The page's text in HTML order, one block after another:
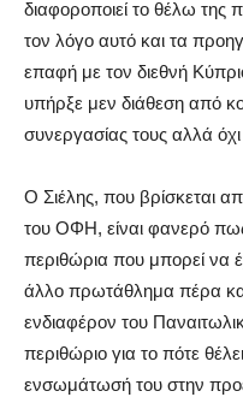
διαφοροποιεί το θέλω της
τον λόγο αυτό και τα
επαφή με τον διεθνή
υπήρξε μεν διάθεση από
συνεργασίας τους αλλά
Ο Σιέλης, που βρίσκεται
του ΟΦΗ, είναι φανερό
περιθώρια που μπορεί να
άλλο πρωτάθλημα πέρα
ενδιαφέρον του
περιθώριο για το πότε
ενσωμάτωσή του στην